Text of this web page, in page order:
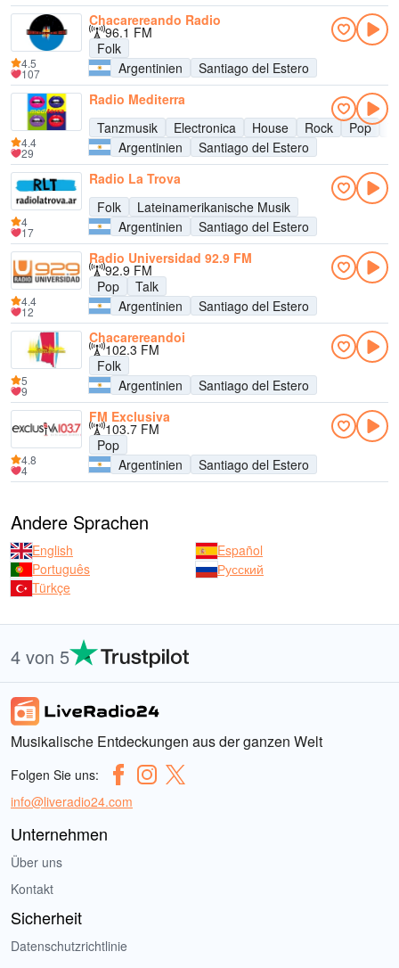
Chacarereando Radio
96.1 FM
Folk
Argentinien
Santiago del Estero
4.5
107
Radio Mediterra
Tanzmusik
Electronica House Rock Pop
Argentinien
Santiago del Estero
4.4
29
Radio La Trova
Folk
Lateinamerikanische Musik
Argentinien
Santiago del Estero
4
17
Radio Universidad 92.9 FM
92.9 FM
Pop
Talk
Argentinien
Santiago del Estero
4.4
12
Chacarereandoi
102.3 FM
Folk
Argentinien
Santiago del Estero
5
9
FM Exclusiva
103.7 FM
Pop
Argentinien
Santiago del Estero
4.8
4
Andere Sprachen
English
Español
Português
Русский
Türkçe
4 von 5
Musikalische Entdeckungen aus der ganzen Welt
Folgen Sie uns:
info@liveradio24.com
Unternehmen
Über uns
Kontakt
Sicherheit
Datenschutzrichtlinie